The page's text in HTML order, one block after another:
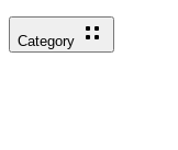
Category